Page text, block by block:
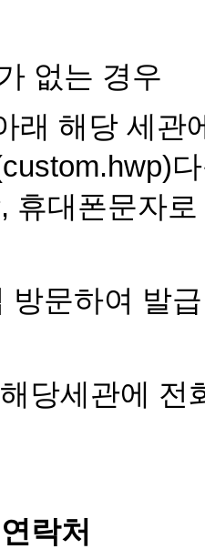
없는 경우
해당 세관
휴대폰문자
문하여 발
당세관에 전
락처